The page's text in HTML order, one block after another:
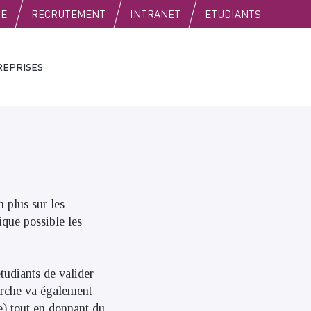
RECRUTEMENT INTRANET ETUDIANTS
plus sur les
possible les
de valider
va également